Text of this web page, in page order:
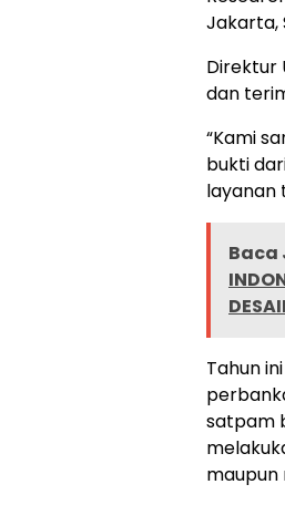
Jakarta,
Direktur
dan
“Kami
bukti
layanan
Baca
Tahun
satpam
maupun